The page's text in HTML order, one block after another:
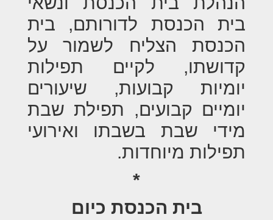
בית הכנסת לדורותם, בית
הכנסת הצליח לשמור על
קדושתו, לקיים תפילות
יומיות קבועות, שיעורים
יומיים קבועים, תפילת שבת
מידי שבת בשבתו ואירועי
תפילות מיוחדות.
*
בית הכנסת כיום